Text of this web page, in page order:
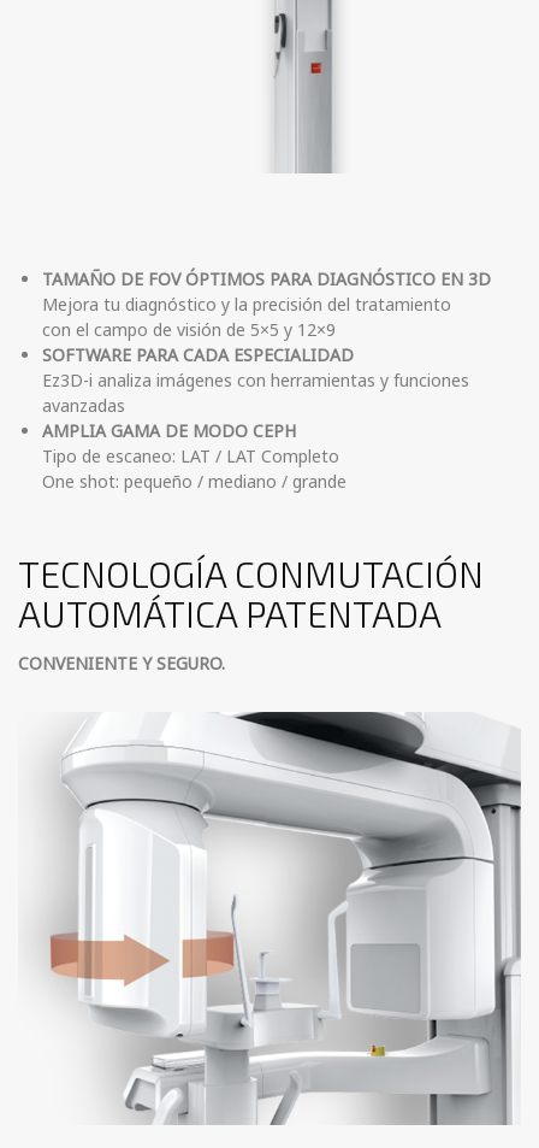
TAMAÑO DE FOV ÓPTIMOS PARA DIAGNÓSTICO EN 3D
Mejora tu diagnóstico y la precisión del tratamiento
con el campo de visión de 5×5 y 12×9
SOFTWARE PARA CADA ESPECIALIDAD
Ez3D-i analiza imágenes con herramientas y funciones
avanzadas
AMPLIA GAMA DE MODO CEPH
Tipo de escaneo: LAT / LAT Completo
One shot: pequeño / mediano / grande
TECNOLOGÍA CONMUTACIÓN
AUTOMÁTICA PATENTADA
CONVENIENTE Y SEGURO.